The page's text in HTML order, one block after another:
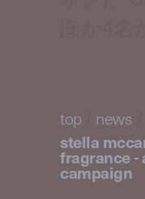
top news
stella
fragrance
campaign